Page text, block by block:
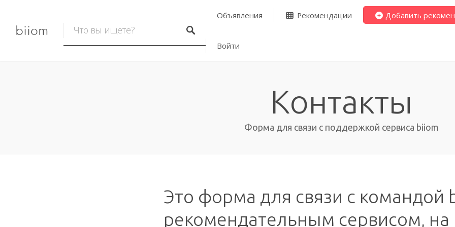
biiom
Объявления Рекомендации Добавить
Войти
Контакты
Форма для связи с поддержкой сервиса biiom
Это форма для связи с командой
рекомендательным сервисом, на